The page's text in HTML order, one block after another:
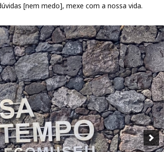
[nem medo], mexe com a nossa vida.